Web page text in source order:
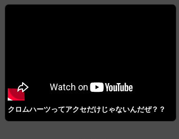
クロムハーツってアクセだけじゃないんだぜ？？